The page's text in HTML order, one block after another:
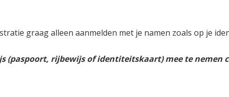
graag alleen aanmelden met je namen zoals op je
(paspoort, rijbewijs of identiteitskaart) mee te nemen